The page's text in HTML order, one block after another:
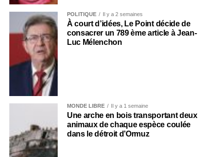
POLITIQUE Il y a 2 semaines
À court d’idées, Le Point décide de
consacrer un 789 ème article à Jean-
Luc Mélenchon
MONDE LIBRE Il y a 1 semaine
Une arche en bois transportant deux
animaux de chaque espèce coulée
dans le détroit d’Ormuz